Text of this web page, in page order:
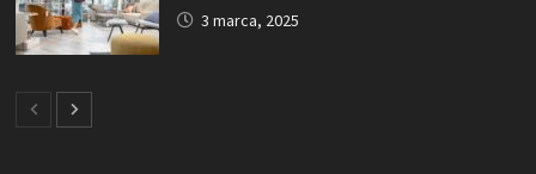
3 marca, 2025